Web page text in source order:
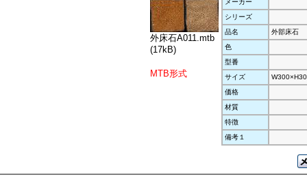
外床石A011.mtb
(17kB)
MTB形式
メーカー
シリーズ
品名
外部床石
色
型番
サイズ
価格
材質
特徴
備考１